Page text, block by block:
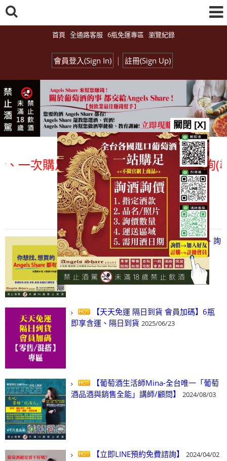
首頁 全通路客服 6瓶免運專區 瀏覽紀錄
會員登入(Sign In) | 註冊(Sign Up)
購足」各國進口酒類商品 專業詢(尋)
總覽-促銷&活動
all events
【凡酒問Angels Share】線上選酒、詢
(尋)酒、詢價、零售、批發，看這裡!
2024/03/01
【天天免運 隔日到貨 會員加碼】6瓶
即享含運、隔日到貨 2025/06/23
【葡萄酒生活師Mina-全台唯一「葡萄
酒品酒與銷售全能」講師/顧問】
2024/08/03
【立即LINE預約免費諮詢】 2024/04/02
關閉 [X]